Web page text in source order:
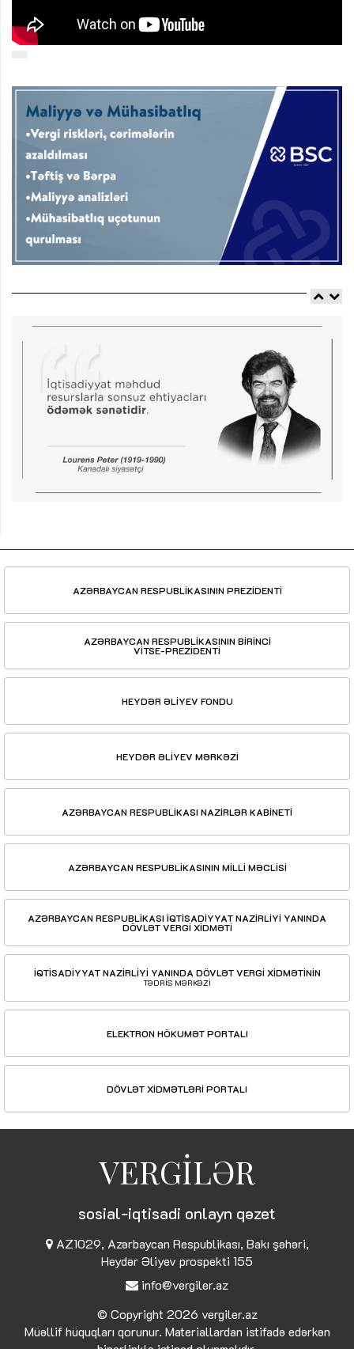
AZƏRBAYCAN RESPUBLİKASININ PREZİDENTİ
AZƏRBAYCAN RESPUBLİKASININ BİRİNCİ
VİTSE-PREZİDENTİ
HEYDƏR ƏLİYEV FONDU
HEYDƏR ƏLİYEV MƏRKƏZİ
AZƏRBAYCAN RESPUBLİKASI NAZİRLƏR KABİNETİ
AZƏRBAYCAN RESPUBLİKASININ MİLLİ MƏCLİSİ
AZƏRBAYCAN RESPUBLİKASI İQTİSADİYYAT NAZİRLİYİ YANINDA
DÖVLƏT VERGİ XİDMƏTİ
İQTİSADİYYAT NAZİRLİYİ YANINDA DÖVLƏT VERGİ XİDMƏTİNİN
TƏDRİS MƏRKƏZİ
ELEKTRON HÖKUMƏT PORTALI
DÖVLƏT XİDMƏTLƏRİ PORTALI
VERGİLƏR
sosial-iqtisadi onlayn qəzet
AZ1029, Azərbaycan Respublikası, Bakı şəhəri,
Heydər Əliyev prospekti 155
info@vergiler.az
© Copyright 2026 vergiler.az
Müəllif hüquqları qorunur. Materiallardan istifadə edərkən